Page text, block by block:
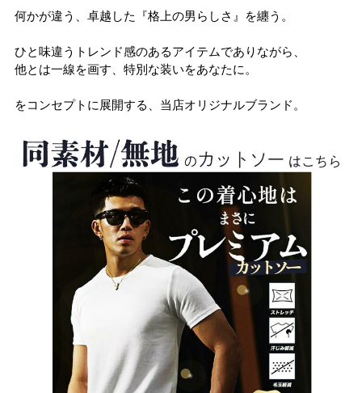
何かが違う、卓越した『格上の男らしさ』を纏う。
ひと味違うトレンド感のあるアイテムでありながら、
他とは一線を画す、特別な装いをあなたに。
をコンセプトに展開する、当店オリジナルブランド。